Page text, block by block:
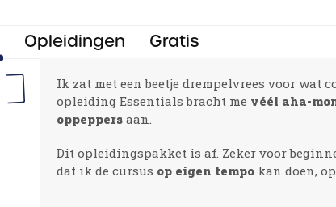
Opleidingen Gratis
Ik zat met een beetje drempelvrees voor wat
opleiding Essentials bracht me véél aha-
oppeppers aan.
Dit opleidingspakket is af. Zeker voor
dat ik de cursus op eigen tempo kan doen,